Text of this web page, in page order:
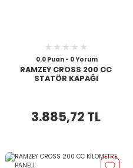
0.0 Puan - 0 Yorum
RAMZEY CROSS 200 CC
STATÖR KAPAĞI
3.885,72 TL